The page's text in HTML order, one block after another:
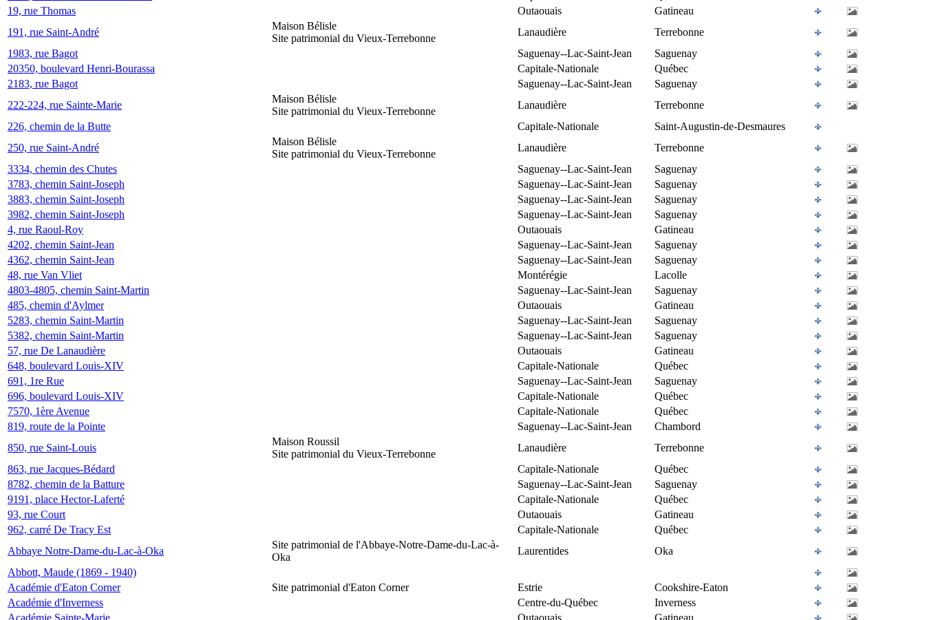
19, rue Thomas
Outaouais
Gatineau
191, rue Saint-André
Maison Bélisle
Site patrimonial du Vieux-Terrebonne
Lanaudière
Terrebonne
1983, rue Bagot
Saguenay--Lac-Saint-Jean
Saguenay
20350, boulevard Henri-Bourassa
Capitale-Nationale
Québec
2183, rue Bagot
Saguenay--Lac-Saint-Jean
Saguenay
222-224, rue Sainte-Marie
Maison Bélisle
Site patrimonial du Vieux-Terrebonne
Lanaudière
Terrebonne
226, chemin de la Butte
Capitale-Nationale
Saint-Augustin-de-Desmaures
250, rue Saint-André
Maison Bélisle
Site patrimonial du Vieux-Terrebonne
Lanaudière
Terrebonne
3334, chemin des Chutes
Saguenay--Lac-Saint-Jean
Saguenay
3783, chemin Saint-Joseph
Saguenay--Lac-Saint-Jean
Saguenay
3883, chemin Saint-Joseph
Saguenay--Lac-Saint-Jean
Saguenay
3982, chemin Saint-Joseph
Saguenay--Lac-Saint-Jean
Saguenay
4, rue Raoul-Roy
Outaouais
Gatineau
4202, chemin Saint-Jean
Saguenay--Lac-Saint-Jean
Saguenay
4362, chemin Saint-Jean
Saguenay--Lac-Saint-Jean
Saguenay
48, rue Van Vliet
Montérégie
Lacolle
4803-4805, chemin Saint-Martin
Saguenay--Lac-Saint-Jean
Saguenay
485, chemin d'Aylmer
Outaouais
Gatineau
5283, chemin Saint-Martin
Saguenay--Lac-Saint-Jean
Saguenay
5382, chemin Saint-Martin
Saguenay--Lac-Saint-Jean
Saguenay
57, rue De Lanaudière
Outaouais
Gatineau
648, boulevard Louis-XIV
Capitale-Nationale
Québec
691, 1re Rue
Saguenay--Lac-Saint-Jean
Saguenay
696, boulevard Louis-XIV
Capitale-Nationale
Québec
7570, 1ère Avenue
Capitale-Nationale
Québec
819, route de la Pointe
Saguenay--Lac-Saint-Jean
Chambord
850, rue Saint-Louis
Maison Roussil
Site patrimonial du Vieux-Terrebonne
Lanaudière
Terrebonne
863, rue Jacques-Bédard
Capitale-Nationale
Québec
8782, chemin de la Batture
Saguenay--Lac-Saint-Jean
Saguenay
9191, place Hector-Laferté
Capitale-Nationale
Québec
93, rue Court
Outaouais
Gatineau
962, carré De Tracy Est
Capitale-Nationale
Québec
Abbaye Notre-Dame-du-Lac-à-Oka
Site patrimonial de l'Abbaye-Notre-Dame-du-Lac-à-
Oka
Laurentides
Oka
Abbott, Maude (1869 - 1940)
Académie d'Eaton Corner
Site patrimonial d'Eaton Corner Estrie
Cookshire-Eaton
Académie d'Inverness
Centre-du-Québec
Inverness
Académie Sainte-Marie
Outaouais Gatineau